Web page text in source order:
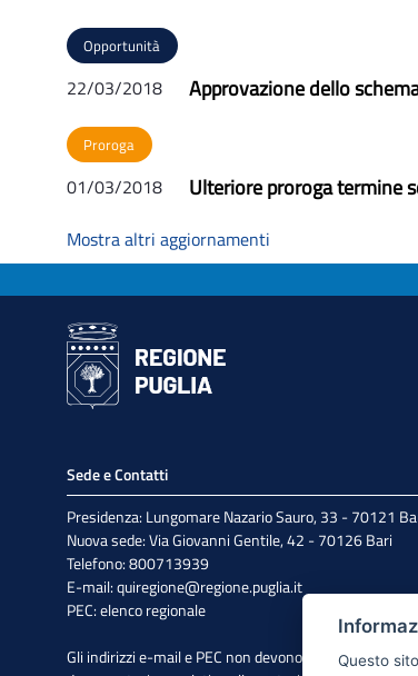
Opportunità
22/03/2018 Approvazione dello
Proroga
01/03/2018 Ulteriore proroga termine
Mostra altri aggiornamenti
Sede e Contatti
Presidenza: Lungomare Nazario Sauro, 33 - 70121
Nuova sede: Via Giovanni Gentile, 42 - 70126 Bari
Telefono: 800713939
E-mail:quiregione@regione.puglia.it
PEC:elenco regionale
Gli indirizzi e-mail e PEC non devono essere utilizzati
Questo